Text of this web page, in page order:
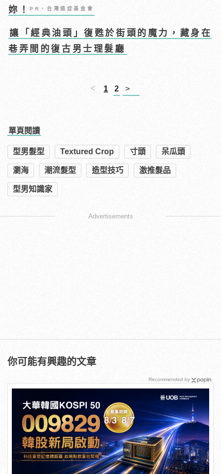
妳！PR・台灣癌症基金會
讓「經典油頭」復甦於街頭的魔力，藏身在
巷弄間的復古男士理髮廳
< 1 2 >
單頁閱讀
型男髮型 Textured Crop 寸頭 呆瓜頭
瀏海 潮流髮型 造型技巧 激推髮品
型男知識家
Advertisements
你可能有興趣的文章
Recommended by